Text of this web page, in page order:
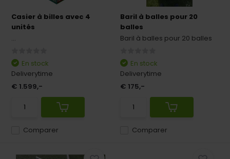
Casier à billes avec 4
unités
...
Comparer
En stock
Deliverytime
€ 1.599,-
Baril à balles pour 20
balles
Baril à balles pour 20 balles
Comparer
En stock
Deliverytime
€ 175,-